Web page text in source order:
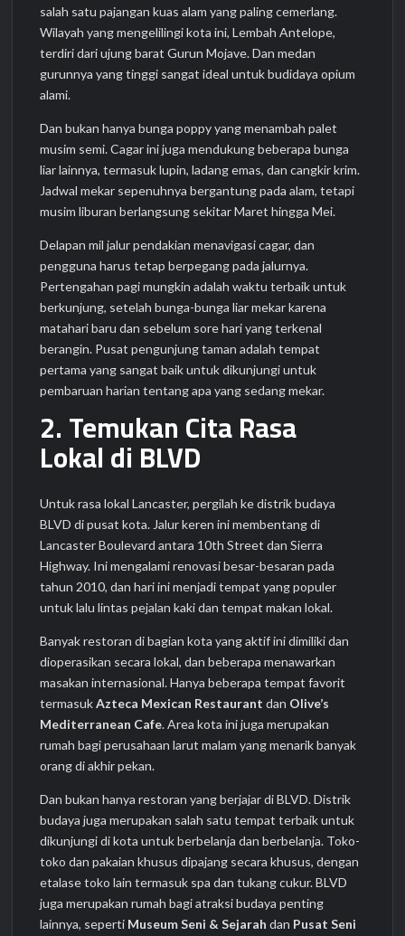
salah satu pajangan kuas alam yang paling cemerlang.
Wilayah yang mengelilingi kota ini, Lembah Antelope,
terdiri dari ujung barat Gurun Mojave. Dan medan
gurunnya yang tinggi sangat ideal untuk budidaya opium
alami.
Dan bukan hanya bunga poppy yang menambah palet
musim semi. Cagar ini juga mendukung beberapa bunga
liar lainnya, termasuk lupin, ladang emas, dan cangkir krim.
Jadwal mekar sepenuhnya bergantung pada alam, tetapi
musim liburan berlangsung sekitar Maret hingga Mei.
Delapan mil jalur pendakian menavigasi cagar, dan
pengguna harus tetap berpegang pada jalurnya.
Pertengahan pagi mungkin adalah waktu terbaik untuk
berkunjung, setelah bunga-bunga liar mekar karena
matahari baru dan sebelum sore hari yang terkenal
berangin. Pusat pengunjung taman adalah tempat
pertama yang sangat baik untuk dikunjungi untuk
pembaruan harian tentang apa yang sedang mekar.
2. Temukan Cita Rasa
Lokal di BLVD
Untuk rasa lokal Lancaster, pergilah ke distrik budaya
BLVD di pusat kota. Jalur keren ini membentang di
Lancaster Boulevard antara 10th Street dan Sierra
Highway. Ini mengalami renovasi besar-besaran pada
tahun 2010, dan hari ini menjadi tempat yang populer
untuk lalu lintas pejalan kaki dan tempat makan lokal.
Banyak restoran di bagian kota yang aktif ini dimiliki dan
dioperasikan secara lokal, dan beberapa menawarkan
masakan internasional. Hanya beberapa tempat favorit
termasukAzteca Mexican Restaurant dan Olive’s
Mediterranean Cafe. Area kota ini juga merupakan
rumah bagi perusahaan larut malam yang menarik banyak
orang di akhir pekan.
Dan bukan hanya restoran yang berjajar di BLVD. Distrik
budaya juga merupakan salah satu tempat terbaik untuk
dikunjungi di kota untuk berbelanja dan berbelanja. Toko-
toko dan pakaian khusus dipajang secara khusus, dengan
etalase toko lain termasuk spa dan tukang cukur. BLVD
juga merupakan rumah bagi atraksi budaya penting
lainnya, seperti Museum Seni & Sejarah dan Pusat Seni